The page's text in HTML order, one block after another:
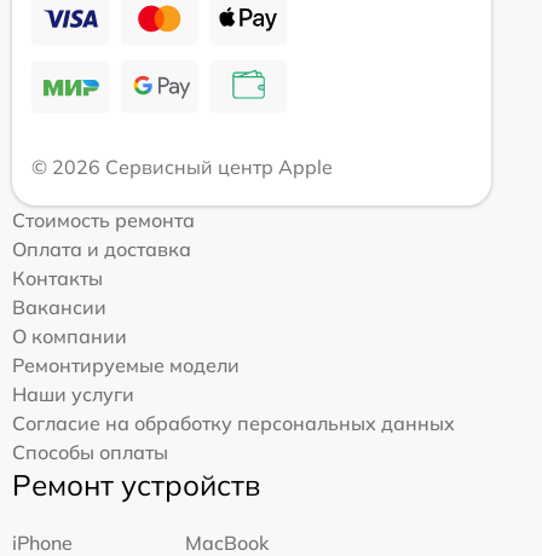
© 2026 Сервисный центр Apple
Стоимость ремонта
Оплата и доставка
Контакты
Вакансии
О компании
Ремонтируемые модели
Наши услуги
Согласие на обработку персональных данных
Способы оплаты
Ремонт устройств
iPhone
MacBook